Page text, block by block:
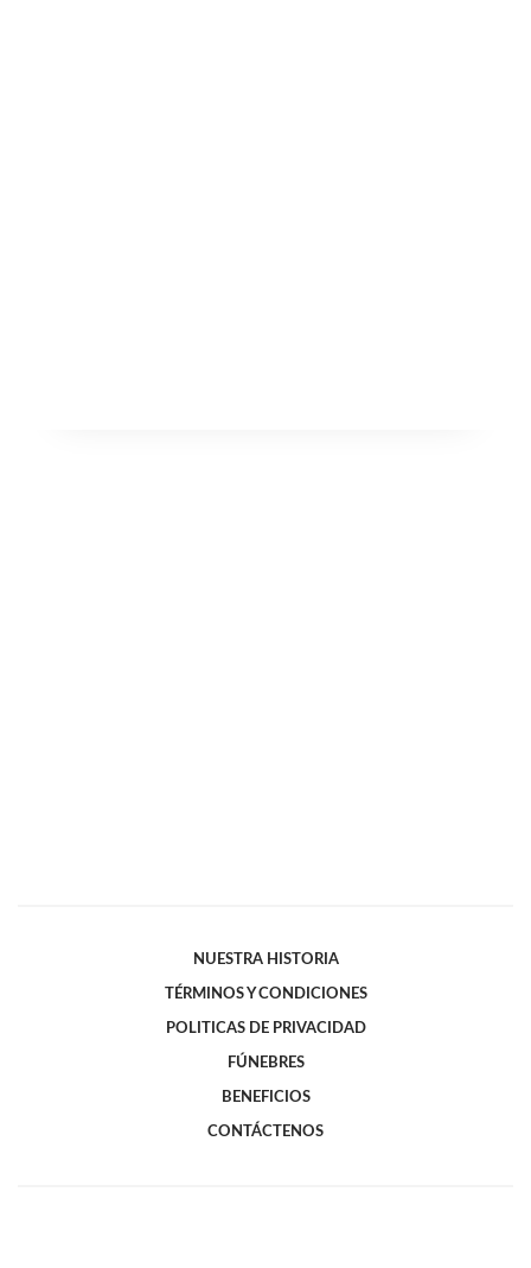
NUESTRA HISTORIA
TÉRMINOS Y CONDICIONES
POLITICAS DE PRIVACIDAD
FÚNEBRES
BENEFICIOS
CONTÁCTENOS